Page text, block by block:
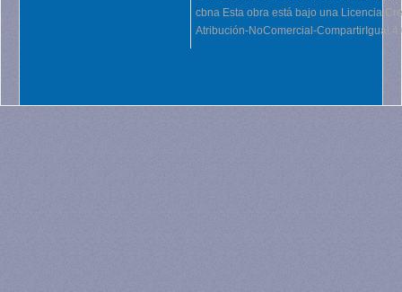
cbna Esta obra está bajo una Licencia
Atribución-NoComercial-CompartirIgual